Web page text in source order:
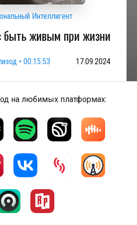
Интеллигент
быть живым при жизни
• 00:15:53 17.09.2024
на любимых платформах: